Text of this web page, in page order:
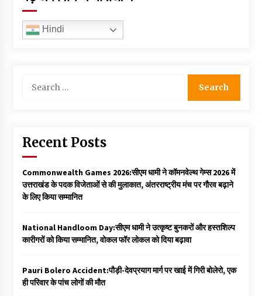
Hindi
for:
Recent Posts
Commonwealth Games 2026:सीएम धामी ने कॉमनवेल्थ गेम्स 2026 में
उत्तराखंड के पदक विजेताओं से की मुलाकात, अंतरराष्ट्रीय मंच पर गौरव बढ़ाने
के लिए किया सम्मानित
National Handloom Day:सीएम धामी ने उत्कृष्ट बुनकरों और हस्तशिल्प
कारीगरों को किया सम्मानित, वोकल फॉर लोकल को दिया बढ़ावा
Pauri Bolero Accident:पौड़ी-देवप्रयाग मार्ग पर खाई में गिरी बोलेरो, एक
ही परिवार के पांच लोगों की मौत